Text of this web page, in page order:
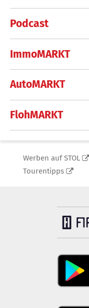
Podcast
ImmoMARKT
AutoMARKT
FlohMARKT
Werben auf STOL
Tourentipps